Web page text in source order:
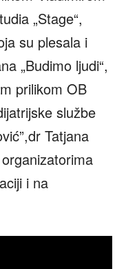
„Stage“,
su plesala i
„Budimo ljudi“,
prilikom OB
službe
Tatjana
i na